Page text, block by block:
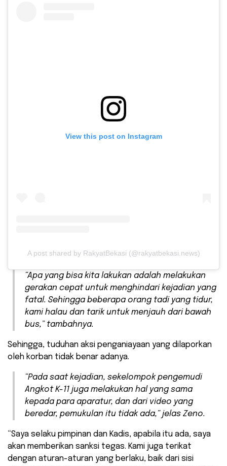
View this post on Instagram
A post shared by RakyatBekasi (@rakyatbekasi.news)
“Apa yang bisa kita lakukan adalah melakukan
gerakan cepat untuk menghindari kejadian yang
fatal. Sehingga beberapa orang tadi yang tidur,
kami halau dan tarik untuk menjauh dari bawah
bus,” tambahnya.
Sehingga, tuduhan aksi penganiayaan yang dilaporkan
oleh korban tidak benar adanya.
“Pada saat kejadian, sekelompok pengemudi
Angkot K-11 juga melakukan hal yang sama
kepada para aparatur, dan dari video yang
beredar, pemukulan itu tidak ada,” jelas Zeno.
“Saya selaku pimpinan dan Kadis, apabila itu ada, saya
akan memberikan sanksi tegas. Kami juga terikat
dengan aturan-aturan yang berlaku, baik dari sisi